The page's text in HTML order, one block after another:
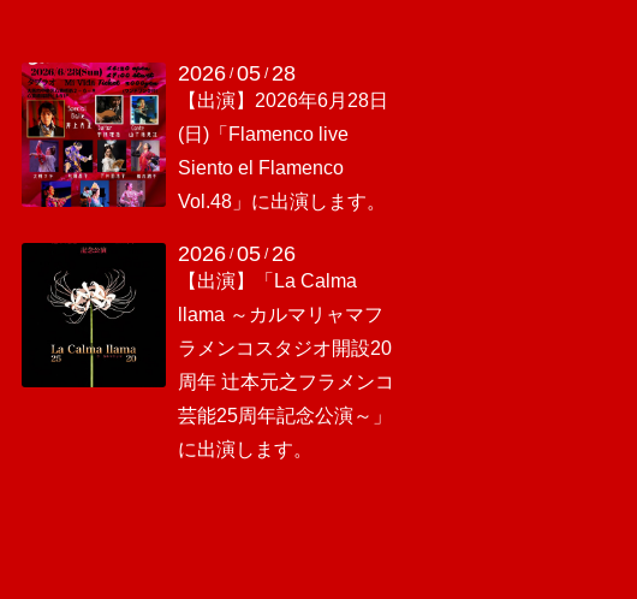
2026/05/28
【出演】2026年6月28日
(日)「Flamenco live
Siento el Flamenco
Vol.48」に出演します。
2026/05/26
【出演】「La Calma
llama ～カルマリャマフ
ラメンコスタジオ開設20
周年 辻本元之フラメンコ
芸能25周年記念公演～」
に出演します。